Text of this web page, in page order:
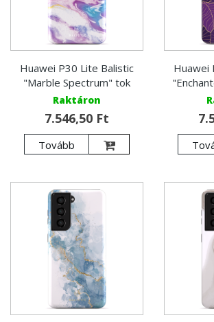
Huawei P30 Lite Balistic
"Marble Spectrum" tok
Raktáron
7.546,50 Ft
Tovább
Huawei